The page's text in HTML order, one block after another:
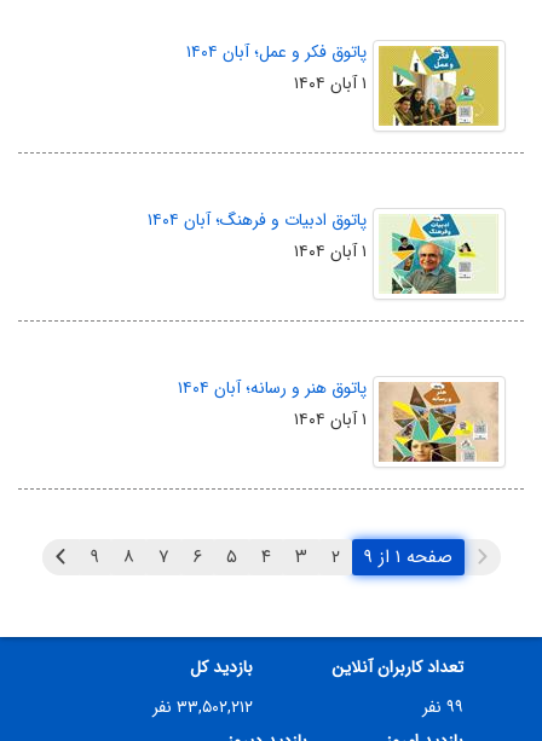
پاتوق فکر و عمل؛ آبان ۱۴۰۴
۱ آبان ۱۴۰۴
پاتوق ادبیات و فرهنگ؛ آبان ۱۴۰۴
۱ آبان ۱۴۰۴
پاتوق هنر و رسانه؛ آبان ۱۴۰۴
۱ آبان ۱۴۰۴
صفحه ۱ از ۹ ۲ ۳ ۴ ۵ ۶ ۷ ۸ ۹
تعداد کاربران آنلاین
۹۹ نفر
بازدید کل
۳۳,۵۰۲,۲۱۲ نفر